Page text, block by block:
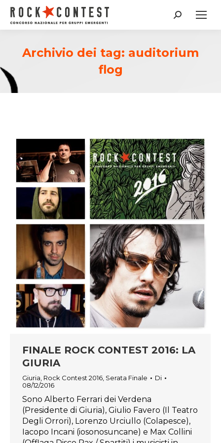
Cerca:
Archivio dei tag: auditorium
flog
FINALE ROCK CONTEST 2016: LA
GIURIA
Giuria Rock Contest 2016 Serata Finale
Di
08/12/2016
Sono Alberto Ferrari dei Verdena
(Presidente di Giuria), Giulio Favero (Il Teatro
Degli Orrori), Lorenzo Urciullo (Colapesce),
Iacopo Incani (iosonosuncane) e Max Collini